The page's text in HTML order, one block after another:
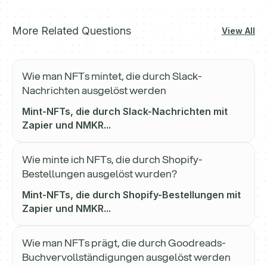
More Related Questions View All
Wie man NFTs mintet, die durch Slack-
Nachrichten ausgelöst werden
Mint-NFTs, die durch Slack-Nachrichten mit
Zapier und NMKR...
Wie minte ich NFTs, die durch Shopify-
Bestellungen ausgelöst wurden?
Mint-NFTs, die durch Shopify-Bestellungen mit
Zapier und NMKR...
Wie man NFTs prägt, die durch Goodreads-
Buchvervollständigungen ausgelöst werden